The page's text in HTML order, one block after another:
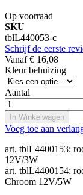
Op voorraad
SKU
tblL440053-c
Schrijf de eerste
Vanaf € 16,08
Kleur behuizing
Aantal
In Winkelwagen
Voeg toe aan
art. tblL4400153:
12V/3W
art. tblL4400154:
Chroom 12V/5W